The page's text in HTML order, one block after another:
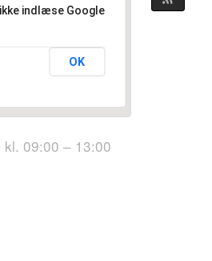
indlæse Google
OK
09:00 – 13:00